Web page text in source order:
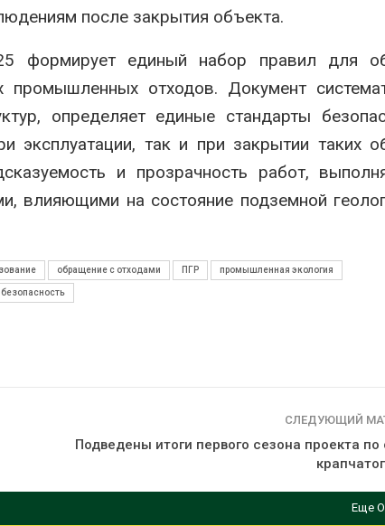
после закрытия объекта.
формирует единый набор правил для
отходов. Документ
определяет единые стандарты
эксплуатации, так и при закрытии таких
и прозрачность работ,
влияющими на состояние подземной
обращение с отходами ПГР промышленная экология
СЛЕДУЮЩИЙ
Подведены итоги первого сезона проекта
Еще